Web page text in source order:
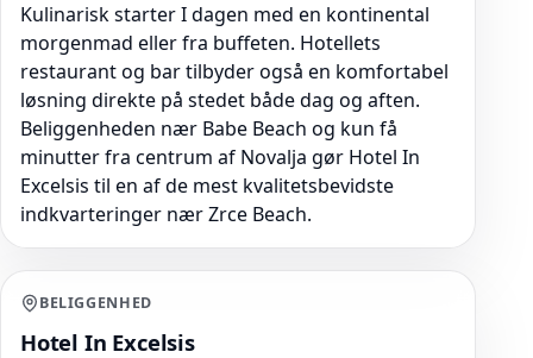
Kulinarisk starter I dagen med en kontinental
morgenmad eller fra buffeten. Hotellets
restaurant og bar tilbyder også en komfortabel
løsning direkte på stedet både dag og aften.
Beliggenheden nær Babe Beach og kun få
minutter fra centrum af Novalja gør Hotel In
Excelsis til en af de mest kvalitetsbevidste
indkvarteringer nær Zrce Beach.
BELIGGENHED
Hotel In Excelsis